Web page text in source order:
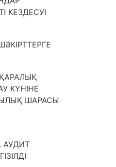
КЕЗДЕСУІ
КҮНІНЕ
ШАРАСЫ
АУДИТ